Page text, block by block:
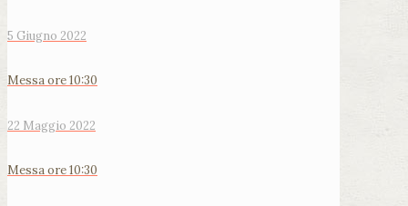
5 Giugno 2022
Messa ore 10:30
22 Maggio 2022
Messa ore 10:30